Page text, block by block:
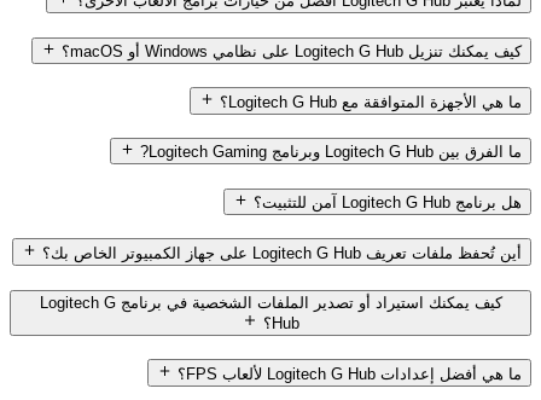
كيف يمكنك تنزيل Logitech G Hub على نظامي Windows أو macOS؟
ما هي الأجهزة المتوافقة مع Logitech G Hub؟
ما الفرق بين Logitech G Hub وبرنامج Logitech Gaming?
هل برنامج Logitech G Hub آمن للتثبيت؟
أين تُحفظ ملفات تعريف Logitech G Hub على جهاز الكمبيوتر الخاص بك؟
كيف يمكنك استيراد أو تصدير الملفات الشخصية في برنامج Logitech G
Hub؟
ما هي أفضل إعدادات Logitech G Hub لألعاب FPS؟